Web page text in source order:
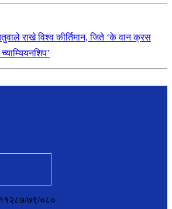
राखे विश्व कीर्तिमान, जिते ‘के वान क्रस
७९/०८०